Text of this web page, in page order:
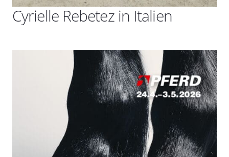
Cyrielle Rebetez in Italien